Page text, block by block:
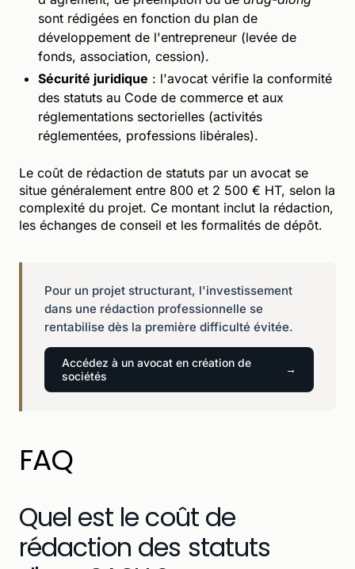
sont rédigées en fonction du plan de
développement de l'entrepreneur (levée de
fonds, association, cession).
Sécurité juridique : l'avocat vérifie la conformité
des statuts au Code de commerce et aux
réglementations sectorielles (activités
réglementées, professions libérales).
Le coût de rédaction de statuts par un avocat se
situe généralement entre 800 et 2 500 € HT, selon la
complexité du projet. Ce montant inclut la rédaction,
les échanges de conseil et les formalités de dépôt.
Pour un projet structurant, l'investissement
dans une rédaction professionnelle se
rentabilise dès la première difficulté évitée.
Accédez à un avocat en création de
sociétés
FAQ
Quel est le coût de
rédaction des statuts